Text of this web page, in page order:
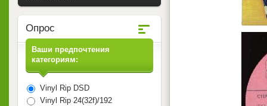
Опрос
Ваши предпочтения
категориям:
Vinyl Rip DSD
Vinyl Rip 24(32f)/192